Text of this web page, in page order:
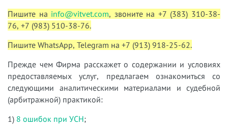
Пишите на info@vitvet.com, звоните на +7 (383) 310-38-
76, +7 (983) 510-38-76.
Пишите WhatsApp, Telegram на +7 (913) 918-25-62.
Прежде чем Фирма расскажет о содержании и условиях
предоставляемых услуг, предлагаем ознакомиться со
следующими аналитическими материалами и судебной
(арбитражной) практикой:
1) 8 ошибок при УСН;